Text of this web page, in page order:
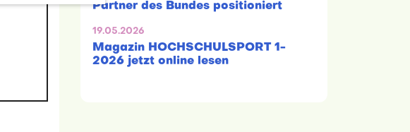
Partner des Bundes positioniert
19.05.2026
Magazin HOCHSCHULSPORT 1-
2026 jetzt online lesen